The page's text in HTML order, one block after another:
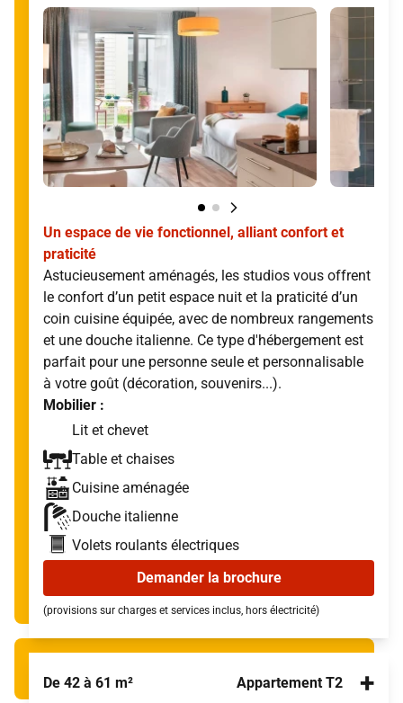
Un espace de vie fonctionnel, alliant confort et
praticité
Astucieusement aménagés, les studios vous offrent
le confort d’un petit espace nuit et la praticité d’un
coin cuisine équipée, avec de nombreux rangements
et une douche italienne. Ce type d'hébergement est
parfait pour une personne seule et personnalisable
à votre goût (décoration, souvenirs...).
Mobilier :
Lit et chevet
Table et chaises
Cuisine aménagée
Douche italienne
Volets roulants électriques
Demander la brochure
(provisions sur charges et services inclus, hors électricité)
De 42 à 61 m² Appartement T2 +